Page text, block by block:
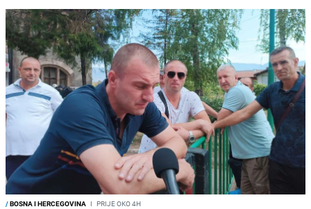
/BOSNA I HERCEGOVINA I PRIJE OKO 4H